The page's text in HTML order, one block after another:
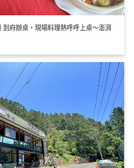
到府辦桌，現場料理熱呼呼上桌～澎湃